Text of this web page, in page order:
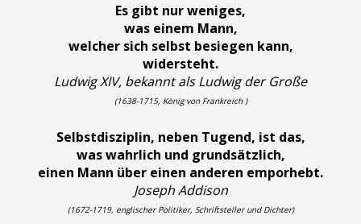
Es gibt nur weniges,
was einem Mann,
welcher sich selbst besiegen kann,
widersteht.
Ludwig XIV, bekannt als Ludwig der Große
(1638-1715, König von Frankreich )
Selbstdisziplin, neben Tugend, ist das,
was wahrlich und grundsätzlich,
einen Mann über einen anderen emporhebt.
Joseph Addison
(1672-1719, englischer Politiker, Schriftsteller und Dichter)